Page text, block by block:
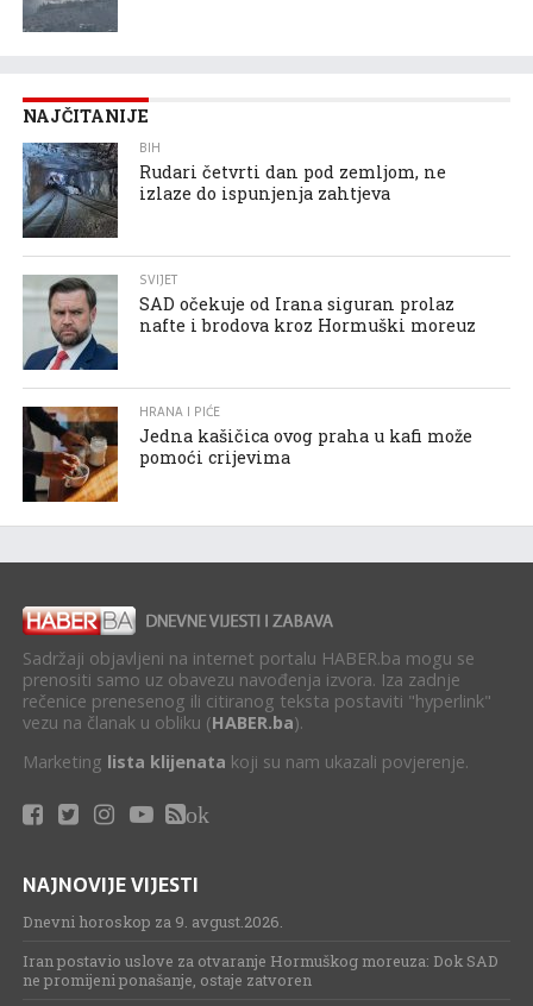
NAJČITANIJE
BIH
Rudari četvrti dan pod zemljom, ne
izlaze do ispunjenja zahtjeva
SVIJET
SAD očekuje od Irana siguran prolaz
nafte i brodova kroz Hormuški moreuz
HRANA I PIĆE
Jedna kašičica ovog praha u kafi može
pomoći crijevima
Sadržaji objavljeni na internet portalu HABER.ba mogu se
prenositi samo uz obavezu navođenja izvora. Iza zadnje
rečenice prenesenog ili citiranog teksta postaviti "hyperlink"
vezu na članak u obliku (HABER.ba).
Marketing lista klijenata koji su nam ukazali povjerenje.
ok
NAJNOVIJE VIJESTI
Dnevni horoskop za 9. avgust.2026.
Iran postavio uslove za otvaranje Hormuškog moreuza: Dok SAD
ne promijeni ponašanje, ostaje zatvoren